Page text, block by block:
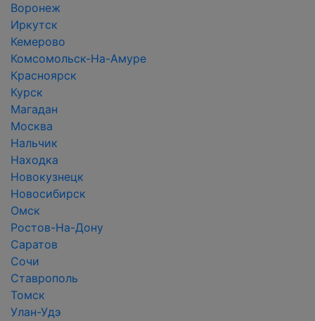
Воронеж
Иркутск
Кемерово
Комсомольск-На-Амуре
Красноярск
Курск
Магадан
Москва
Нальчик
Находка
Новокузнецк
Новосибирск
Омск
Ростов-На-Дону
Саратов
Сочи
Ставрополь
Томск
Улан-Удэ